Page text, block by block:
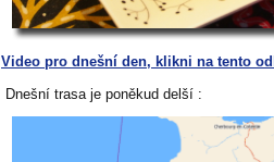
Video pro dnešní den, klikni na tento
Dnešní trasa je poněkud delší :